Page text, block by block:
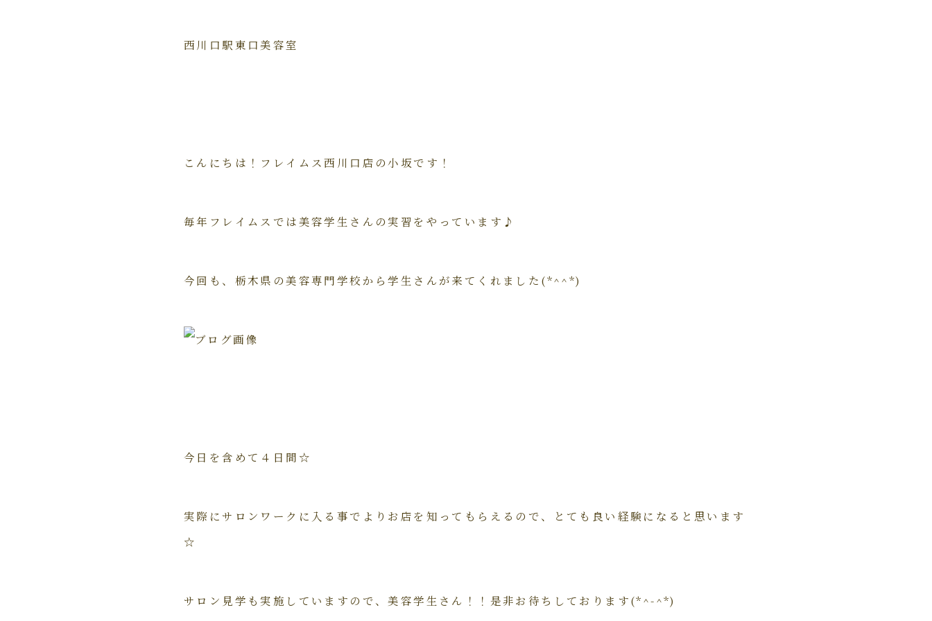
西川口駅東口美容室
こんにちは！フレイムス西川口店の小坂です！
毎年フレイムスでは美容学生さんの実習をやっています♪
今回も、栃木県の美容専門学校から学生さんが来てくれました(*^^*)
今日を含めて４日間☆
実際にサロンワークに入る事でよりお店を知ってもらえるので、とても良い経験になると思います
☆
サロン見学も実施していますので、美容学生さん！！是非お待ちしております(*^-^*)